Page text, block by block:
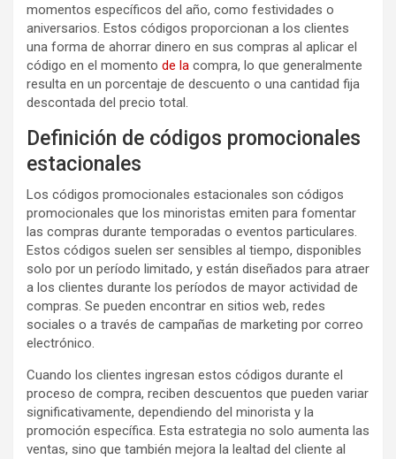
momentos específicos del año, como festividades o
aniversarios. Estos códigos proporcionan a los clientes
una forma de ahorrar dinero en sus compras al aplicar el
código en el momento de la compra, lo que generalmente
resulta en un porcentaje de descuento o una cantidad fija
descontada del precio total.
Definición de códigos promocionales
estacionales
Los códigos promocionales estacionales son códigos
promocionales que los minoristas emiten para fomentar
las compras durante temporadas o eventos particulares.
Estos códigos suelen ser sensibles al tiempo, disponibles
solo por un período limitado, y están diseñados para atraer
a los clientes durante los períodos de mayor actividad de
compras. Se pueden encontrar en sitios web, redes
sociales o a través de campañas de marketing por correo
electrónico.
Cuando los clientes ingresan estos códigos durante el
proceso de compra, reciben descuentos que pueden variar
significativamente, dependiendo del minorista y la
promoción específica. Esta estrategia no solo aumenta las
ventas, sino que también mejora la lealtad del cliente al